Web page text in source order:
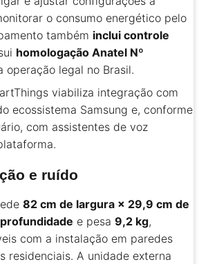
o consumo energético pelo
também inclui controle
homologação Anatel Nº
operação legal no Brasil.
viabiliza integração com
ecossistema Samsung e, conforme
com assistentes de voz
e ruído
82 cm de largura × 29,9 cm de
e pesa 9,2 kg,
com a instalação em paredes
residenciais. A unidade externa